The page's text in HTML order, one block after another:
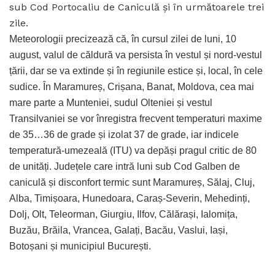
sub Cod Portocaliu de Caniculă și în următoarele trei
zile.
Meteorologii precizează că, în cursul zilei de luni, 10
august, valul de căldură va persista în vestul și nord-vestul
țării, dar se va extinde și în regiunile estice și, local, în cele
sudice. În Maramureș, Crișana, Banat, Moldova, cea mai
mare parte a Munteniei, sudul Olteniei și vestul
Transilvaniei se vor înregistra frecvent temperaturi maxime
de 35…36 de grade și izolat 37 de grade, iar indicele
temperatură-umezeală (ITU) va depăși pragul critic de 80
de unități. Județele care intră luni sub Cod Galben de
caniculă și disconfort termic sunt Maramureș, Sălaj, Cluj,
Alba, Timișoara, Hunedoara, Caraș-Severin, Mehedinți,
Dolj, Olt, Teleorman, Giurgiu, Ilfov, Călărași, Ialomița,
Buzău, Brăila, Vrancea, Galați, Bacău, Vaslui, Iași,
Botoșani și municipiul București.